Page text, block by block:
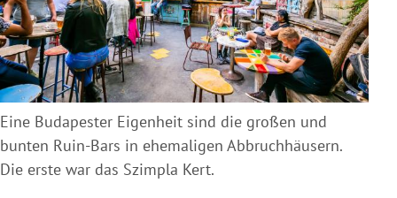
Eine Budapester Eigenheit sind die großen und
bunten Ruin-Bars in ehemaligen Abbruchhäusern.
Die erste war das Szimpla Kert.